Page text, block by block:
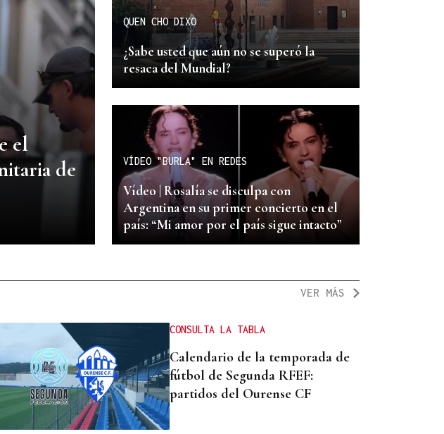
el
de
QUEN CHO DIXO
¿Sabe usted que aún no se superó la
resaca del Mundial?
VÍDEO "BURLA" EN REDES
Vídeo | Rosalía se disculpa con
Argentina en su primer concierto en el
país: “Mi amor por el país sigue intacto”
VER MÁS
CONSULTA LA TABLA
Calendario de la temporada de
fútbol de Segunda RFEF:
partidos del Ourense CF